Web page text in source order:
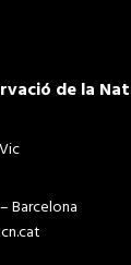
de la
Barcelona